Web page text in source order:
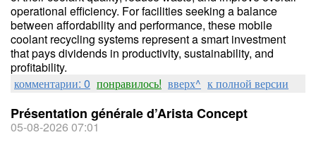
operational efficiency. For facilities seeking a balance
between affordability and performance, these mobile
coolant recycling systems represent a smart investment
that pays dividends in productivity, sustainability, and
profitability.
комментарии: 0 понравилось! вверх^ к полной версии
Présentation générale d’Arista Concept
05-08-2026 07:01